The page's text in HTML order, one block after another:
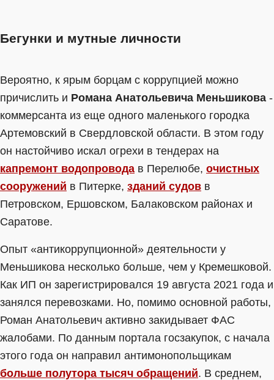
Бегунки и мутные личности
Вероятно, к ярым борцам с коррупцией можно
причислить и Романа Анатольевича Меньшикова -
коммерсанта из еще одного маленького городка
Артемовский в Свердловской области. В этом году
он настойчиво искал огрехи в тендерах на
капремонт водопровода в Перелюбе, очистных
сооружений в Питерке, зданий судов в
Петровском, Ершовском, Балаковском районах и
Саратове.
Опыт «антикоррупционной» деятельности у
Меньшикова несколько больше, чем у Кремешковой.
Как ИП он зарегистрировался 19 августа 2021 года и
занялся перевозками. Но, помимо основной работы,
Роман Анатольевич активно закидывает ФАС
жалобами. По данным портала госзакупок, с начала
этого года он направил антимонопольщикам
больше полутора тысяч обращений. В среднем,